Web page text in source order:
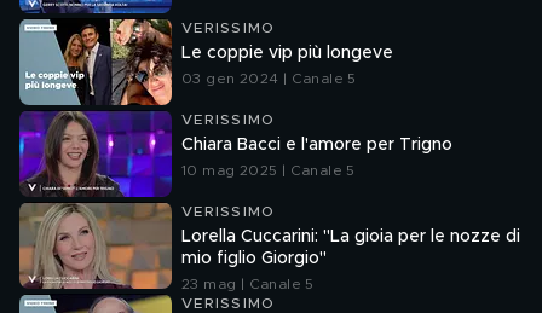
VERISSIMO
Le coppie vip più longeve
03 gen 2024 | Canale 5
VERISSIMO
Chiara Bacci e l'amore per Trigno
10 mag 2025 | Canale 5
VERISSIMO
Lorella Cuccarini: "La gioia per le nozze di
mio figlio Giorgio"
23 mag | Canale 5
VERISSIMO